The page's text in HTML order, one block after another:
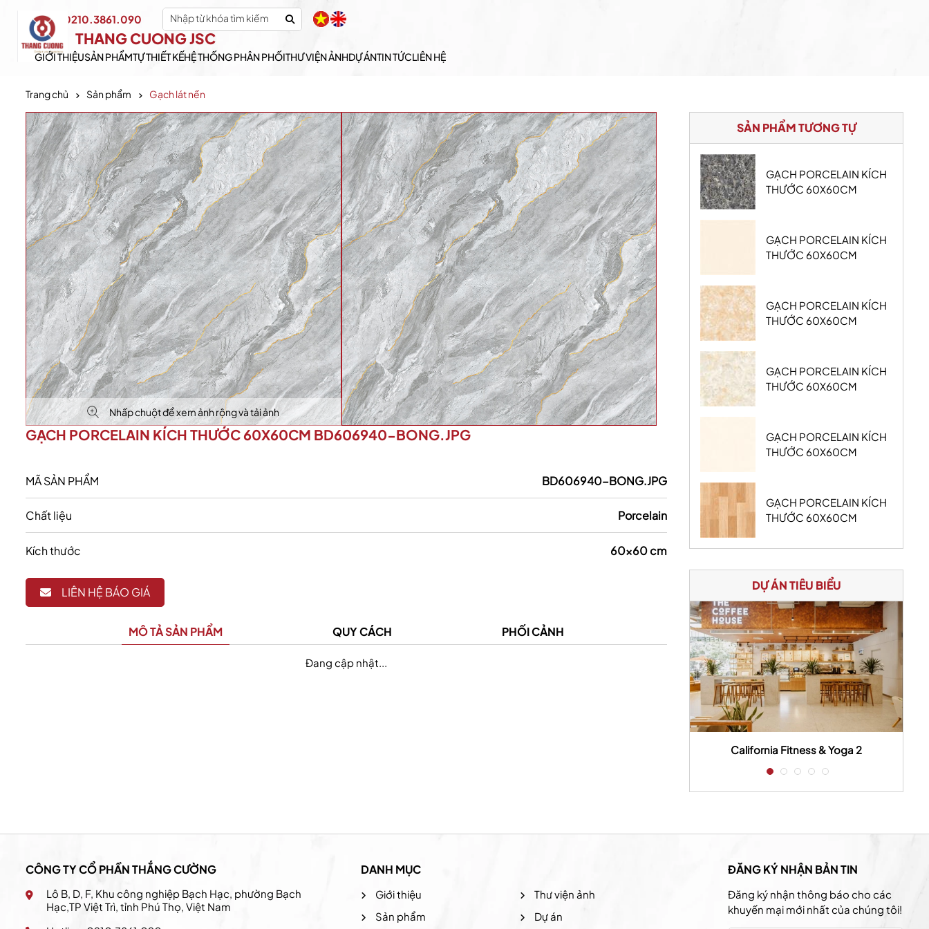
THANG CUONG JSC
Hotline: 0210.3861.090
GIỚI THIỆUSẢN PHẨMTỰ THIẾT KẾHỆ THỐNG PHÂN PHỐITHƯ VIỆN ẢNHDỰ ÁNTIN TỨCLIÊN HỆ
Trang chủ Sản phẩm Gạch lát nền
Nhấp chuột để xem ảnh rộng và tải ảnh
GẠCH PORCELAIN KÍCH THƯỚC 60X60CM BD606940-BONG.JPG
MÃ SẢN PHẨM BD606940-BONG.JPG
Chất liệu Porcelain
Kích thước 60x60 cm
LIÊN HỆ BÁO GIÁ
MÔ TẢ SẢN PHẨM QUY CÁCH PHỐI CẢNH
Đang cập nhật...
SẢN PHẨM TƯƠNG TỰ
GẠCH PORCELAIN KÍCH
THƯỚC 60X60CM
GẠCH PORCELAIN KÍCH
THƯỚC 60X60CM
GẠCH PORCELAIN KÍCH
THƯỚC 60X60CM
GẠCH PORCELAIN KÍCH
THƯỚC 60X60CM
GẠCH PORCELAIN KÍCH
THƯỚC 60X60CM
GẠCH PORCELAIN KÍCH
THƯỚC 60X60CM
DỰ ÁN TIÊU BIỂU
California Fitness & Yoga 2
CÔNG TY CỔ PHẦN THẮNG CƯỜNG
Lô B, D, F, Khu công nghiệp Bạch Hạc, phường Bạch
Hạc,TP Việt Trì, tỉnh Phú Thọ, Việt Nam
DANH MỤC
Giới thiệu
Sản phẩm
Thư viện ảnh
Dự án
ĐĂNG KÝ NHẬN BẢN TIN
Đăng ký nhận thông báo cho các
khuyến mại mới nhất của chúng tôi!